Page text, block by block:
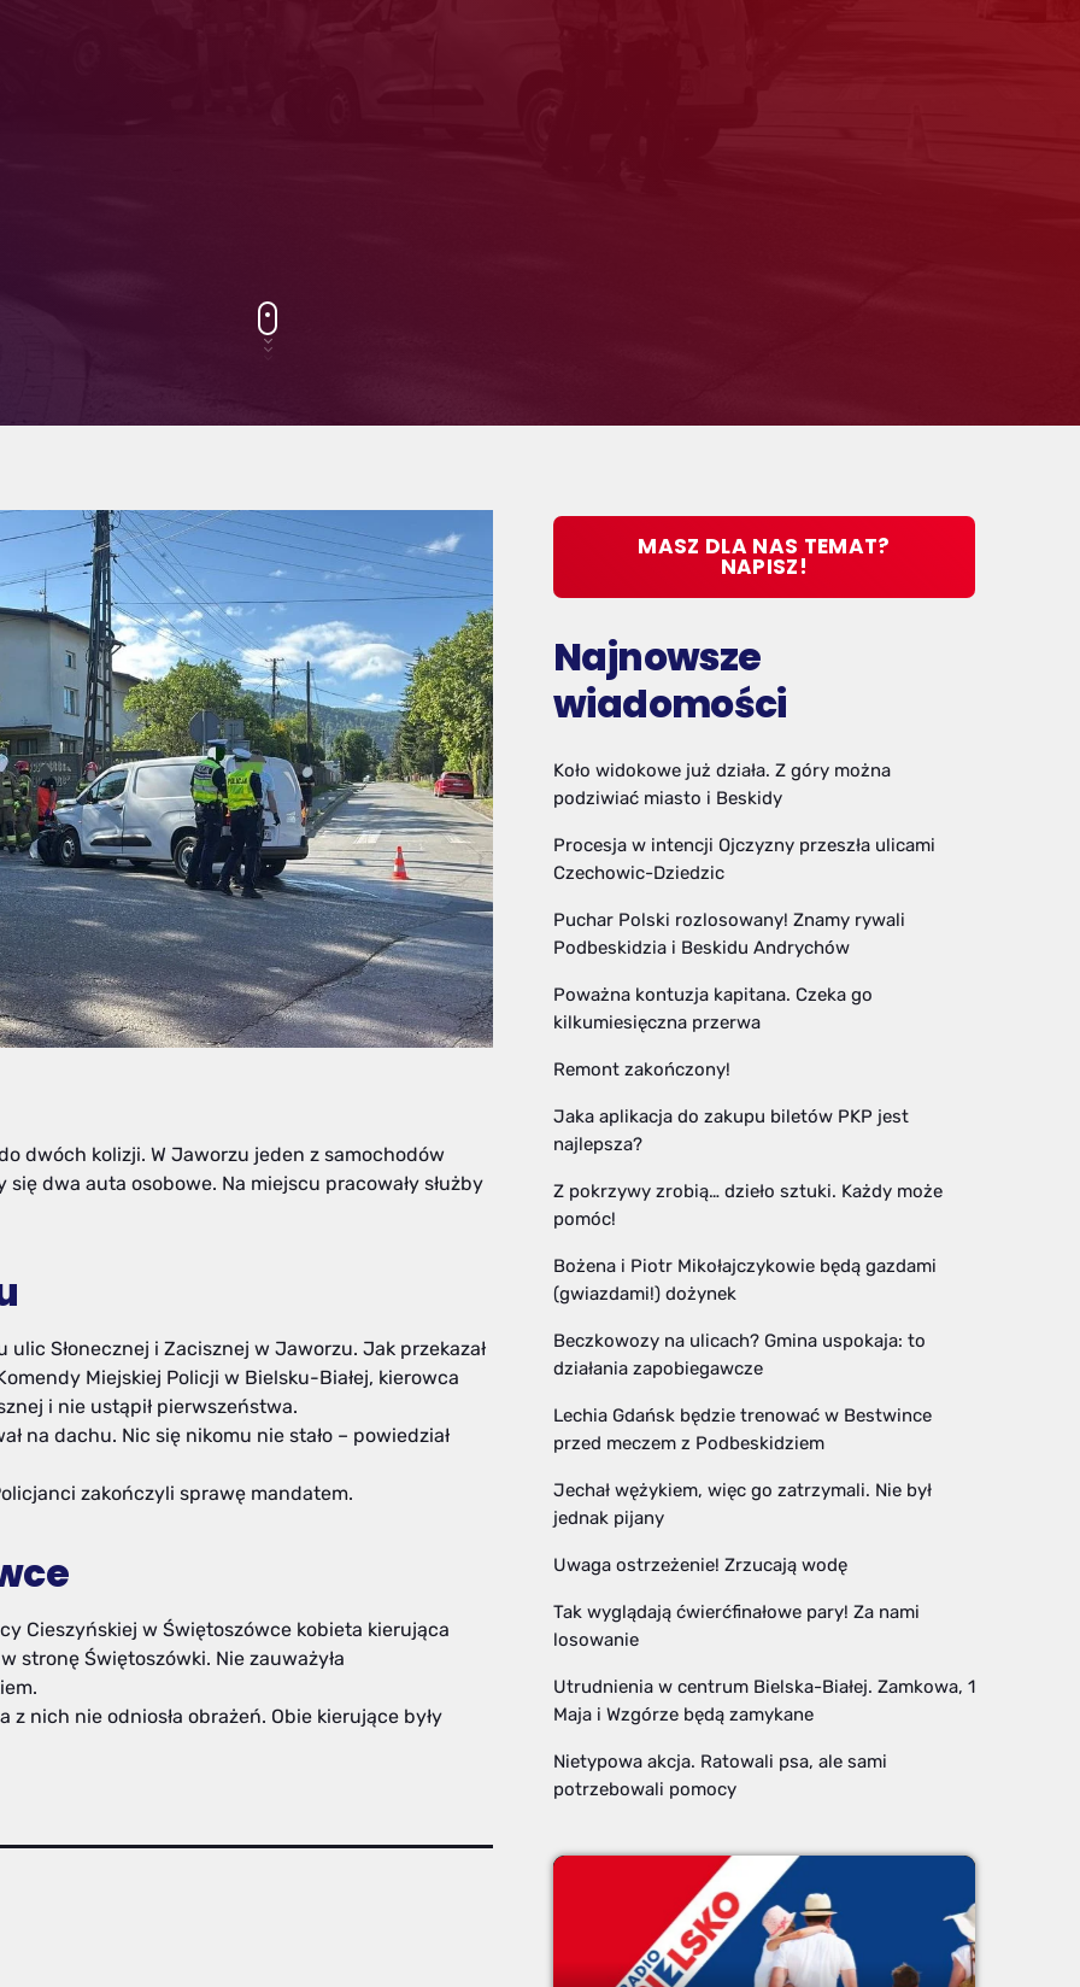
dwóch kolizji. W Jaworzu jeden z samochodów
dwa auta osobowe. Na miejscu pracowały służby
Słonecznej i Zacisznej w Jaworzu. Jak przekazał
Miejskiej Policji w Bielsku-Białej, kierowca
i nie ustąpił pierwszeństwa.
na dachu. Nic się nikomu nie stało – powiedział
zakończyli sprawę mandatem.
Cieszyńskiej w Świętoszówce kobieta kierująca
stronę Świętoszówki. Nie zauważyła
nich nie odniosła obrażeń. Obie kierujące były
MASZ DLA NAS TEMAT?
NAPISZ!
Najnowsze
wiadomości
Koło widokowe już działa. Z góry można
podziwiać miasto i Beskidy
Procesja w intencji Ojczyzny przeszła ulicami
Czechowic-Dziedzic
Puchar Polski rozlosowany! Znamy rywali
Podbeskidzia i Beskidu Andrychów
Poważna kontuzja kapitana. Czeka go
kilkumiesięczna przerwa
Remont zakończony!
Jaka aplikacja do zakupu biletów PKP jest
najlepsza?
Z pokrzywy zrobią… dzieło sztuki. Każdy może
pomóc!
Bożena i Piotr Mikołajczykowie będą gazdami
(gwiazdami!) dożynek
Beczkowozy na ulicach? Gmina uspokaja: to
działania zapobiegawcze
Lechia Gdańsk będzie trenować w Bestwince
przed meczem z Podbeskidziem
Jechał wężykiem, więc go zatrzymali. Nie był
jednak pijany
Uwaga ostrzeżenie! Zrzucają wodę
Tak wyglądają ćwierćfinałowe pary! Za nami
losowanie
Utrudnienia w centrum Bielska-Białej. Zamkowa, 1
Maja i Wzgórze będą zamykane
Nietypowa akcja. Ratowali psa, ale sami
potrzebowali pomocy